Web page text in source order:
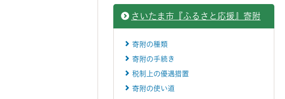
さいたま市『ふるさと応援』寄附
寄附の種類
寄附の手続き
税制上の優遇措置
寄附の使い道